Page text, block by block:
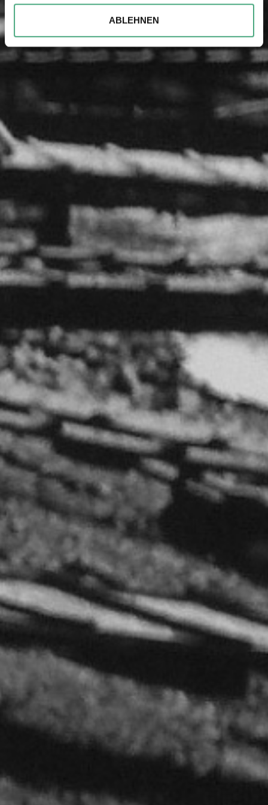
Partner führen diese Informationen möglicherweise mit
weiteren Daten zusammen, die Sie ihnen bereitgestellt
haben oder die sie im Rahmen Ihrer Nutzung der Dienste
ABLEHNEN